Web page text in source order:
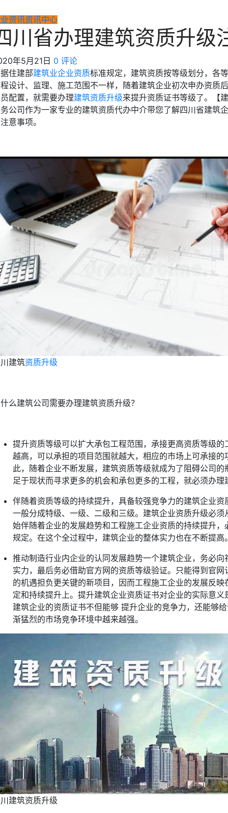
资讯资讯中心
川省办理建筑资质升级
年5月21日 0 评论
住建部建筑业企业资质标准规定，建筑资质按等级划分，各
设计、监理、施工范围不一样，随着建筑企业初次申办资质
配置，就需要办理建筑资质升级来提升资质证书等级了。【
公司作为一家专业的建筑资质代办中介带您了解四川省建筑
意事项。
建筑资质升级
么建筑公司需要办理建筑资质升级？
提升资质等级可以扩大承包工程范围，承接更高资质等级的
越高，可以承担的项目范围就越大，相应的市场上可承接的
此，随着企业不断发展，建筑资质等级就成为了阻碍公司
足于现状而寻求更多的机会和承包更多的工程，就必须办理
伴随着资质等级的持续提升，具备较强竞争力的建筑企业资
一般分成特级、一级、二级和三级。建筑企业资质升级必
始伴随着企业的发展趋势和工程施工企业资质的持续提升，
规定。在这个全过程中，建筑企业的整体实力也在不断提高
推动制造行业内企业的认同发展趋势一个建筑企业，务必向
实力，最后务必借助官方网的资质等级验证。只能得到官网
的机遇担负更关键的新项目，因而工程施工企业的发展反映
定和持续提升上。提升建筑企业资质证书对企业的实际意义
建筑企业的资质证书不但能够 提升企业的竞争力，还能够
渐猛烈的市场竞争环境中越来越强。
建筑资质升级